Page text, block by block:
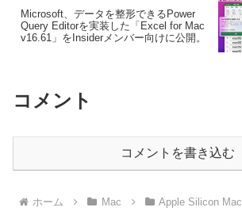
Microsoft、データを整形できるPower
Query Editorを実装した「Excel for Mac
v16.61」をInsiderメンバー向けに公開。
コメント
コメントを書き込む
ホーム Mac Apple Silicon Mac